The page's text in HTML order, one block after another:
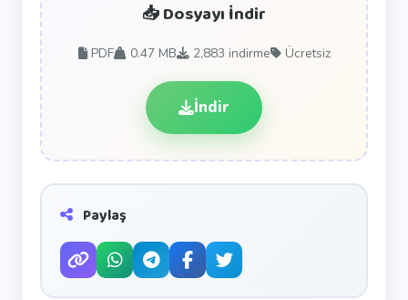
📥 Dosyayı İndir
PDF 0.47 MB 2,883 indirme Ücretsiz
İndir
Paylaş